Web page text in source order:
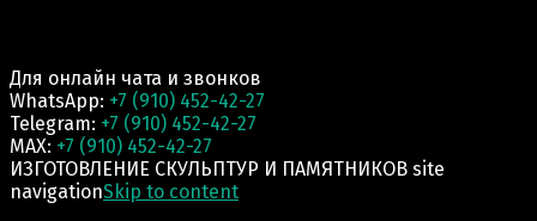
Для онлайн чата и звонков
WhatsApp: +7 (910) 452-42-27
Telegram: +7 (910) 452-42-27
MAX: +7 (910) 452-42-27
ИЗГОТОВЛЕНИЕ СКУЛЬПТУР И ПАМЯТНИКОВ site
navigationSkip to content